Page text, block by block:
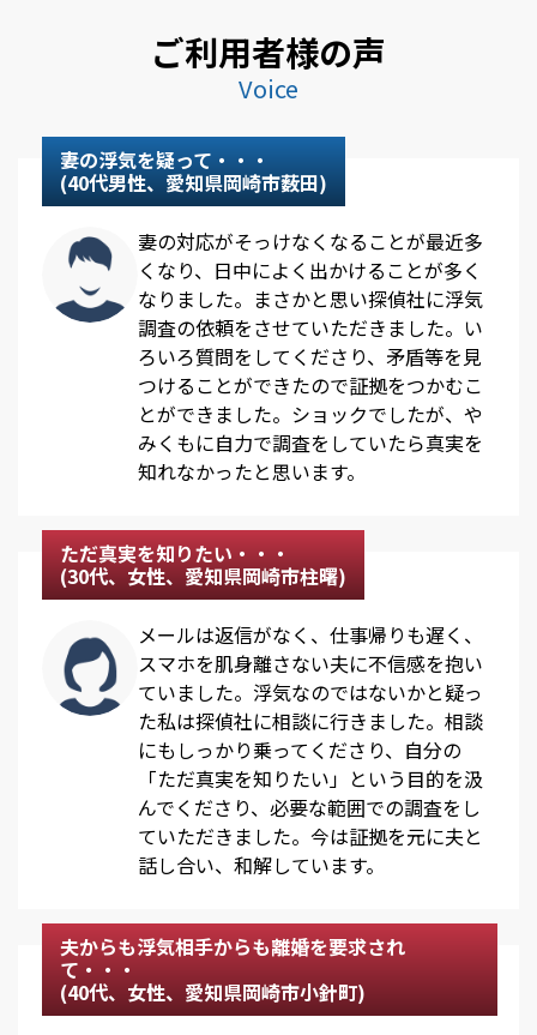
ご利用者様の声
Voice
妻の浮気を疑って・・・
(40代男性、愛知県岡崎市薮田)
妻の対応がそっけなくなることが最近多
くなり、日中によく出かけることが多く
なりました。まさかと思い探偵社に浮気
調査の依頼をさせていただきました。い
ろいろ質問をしてくださり、矛盾等を見
つけることができたので証拠をつかむこ
とができました。ショックでしたが、や
みくもに自力で調査をしていたら真実を
知れなかったと思います。
ただ真実を知りたい・・・
(30代、女性、愛知県岡崎市柱曙)
メールは返信がなく、仕事帰りも遅く、
スマホを肌身離さない夫に不信感を抱い
ていました。浮気なのではないかと疑っ
た私は探偵社に相談に行きました。相談
にもしっかり乗ってくださり、自分の
「ただ真実を知りたい」という目的を汲
んでくださり、必要な範囲での調査をし
ていただきました。今は証拠を元に夫と
話し合い、和解しています。
夫からも浮気相手からも離婚を要求され
て・・・
(40代、女性、愛知県岡崎市小針町)